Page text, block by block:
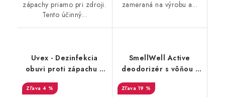
zápachy priamo pri zdroji.
Tento účinný...
zameraná na výrobu a...
Uvex - Dezinfekcia
obuvi proti zápachu a
plesniam 125ml
9698/3
4 %
SmellWell Active
deodorizér s vôňou -
Camo Green
19 %